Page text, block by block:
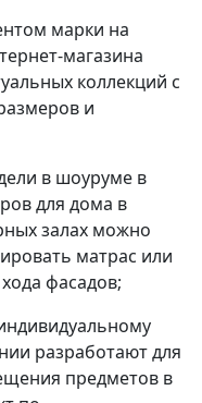
марки на
магазина
коллекций с
и
в шоуруме в
для дома в
залах можно
матрас или
фасадов;
разработают для
предметов в